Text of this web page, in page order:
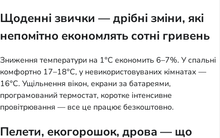
Щоденні звички — дрібні зміни, які
непомітно економлять сотні гривень
Зниження температури на 1°C економить 6–7%. У спальні
комфортно 17–18°C, у невикористовуваних кімнатах —
16°C. Ущільнення вікон, екрани за батареями,
програмований термостат, коротке інтенсивне
провітрювання — все це працює безкоштовно.
Пелети, екогорошок, дрова — що